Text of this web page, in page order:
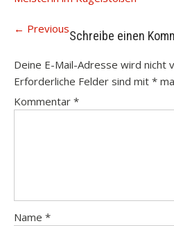
← PreviousSchreibe einen
Deine E-Mail-Adresse wird nicht
Erforderliche Felder sind mit *
Kommentar *
Name *